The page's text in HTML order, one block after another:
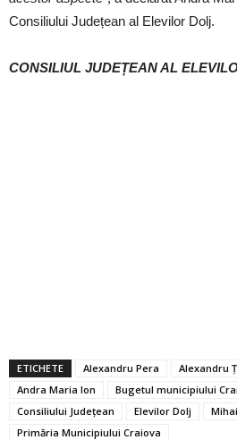
Consiliului Județean al Elevilor Dolj.
CONSILIUL JUDEȚEAN AL
ETICHETE Alexandru Pera Alexandru
Andra Maria Ion
Bugetul municipiului
Consiliului Județean
Elevilor Dolj
Primăria Municipiului Craiova